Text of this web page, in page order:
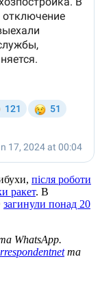
після роботи
ракет. В
загинули понад 20
WhatsApp.
та